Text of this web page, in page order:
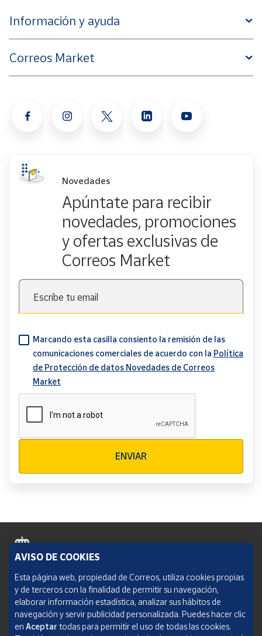
Información y ayuda
Correos Market
Novedades
Apúntate para recibir
novedades, promociones
y ofertas exclusivas de
Correos Market
Escribe tu email
Marcando esta casilla consiento la remisión de las
comunicaciones comerciales de acuerdo con la Política
de Protección de datos Novedades de Correos
Market
ENVIAR
Política de cookies
Aviso legal
Condiciones del servicio
AVISO DE COOKIES
Esta página web, propiedad de Correos, utiliza cookies propias
y de terceros con la finalidad de permitir su navegación,
elaborar información estadística, analizar sus hábitos de
navegación y servir publicidad personalizada. Puedes hacer clic
en Aceptar todas para permitir el uso de todas las cookies.